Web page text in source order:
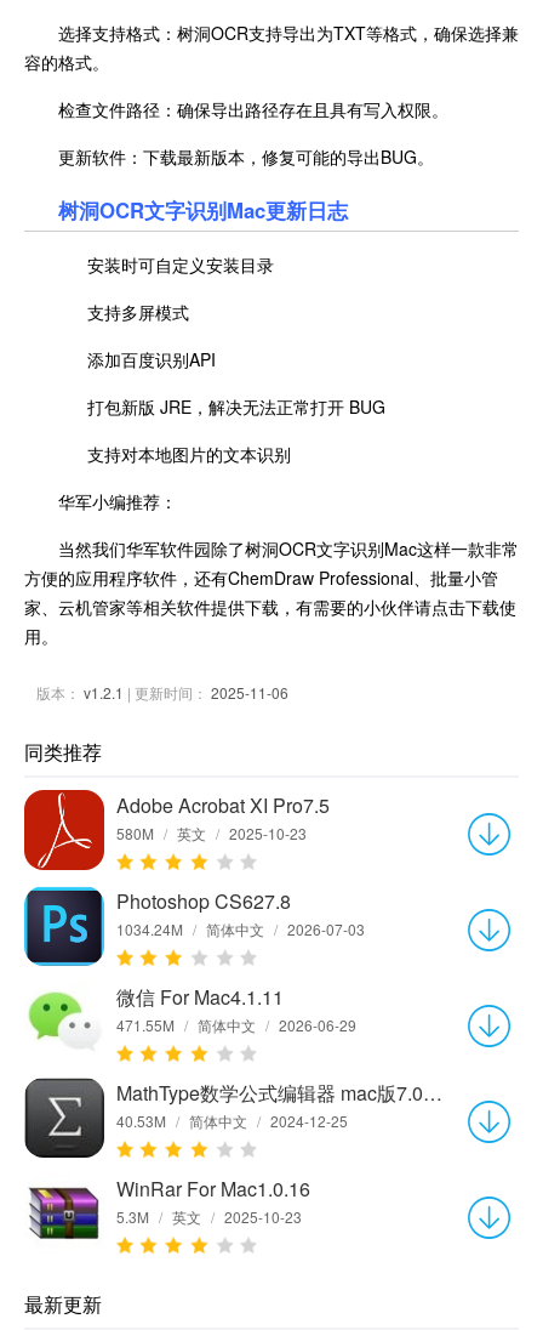
选择支持格式：树洞OCR支持导出为TXT等格式，确保选择兼
容的格式。
检查文件路径：确保导出路径存在且具有写入权限。
更新软件：下载最新版本，修复可能的导出BUG。
树洞OCR文字识别Mac更新日志
安装时可自定义安装目录
支持多屏模式
添加百度识别API
打包新版 JRE，解决无法正常打开 BUG
支持对本地图片的文本识别
华军小编推荐：
当然我们华军软件园除了树洞OCR文字识别Mac这样一款非常
方便的应用程序软件，还有ChemDraw Professional、批量小管
家、云机管家等相关软件提供下载，有需要的小伙伴请点击下载使
用。
版本： v1.2.1 | 更新时间： 2025-11-06
同类推荐
Adobe Acrobat XI Pro7.5
580M / 英文 / 2025-10-23
Photoshop CS627.8
1034.24M / 简体中文 / 2026-07-03
微信 For Mac4.1.11
471.55M / 简体中文 / 2026-06-29
MathType数学公式编辑器 mac版7.0 简体中文版
40.53M / 简体中文 / 2024-12-25
WinRar For Mac1.0.16
5.3M / 英文 / 2025-10-23
最新更新